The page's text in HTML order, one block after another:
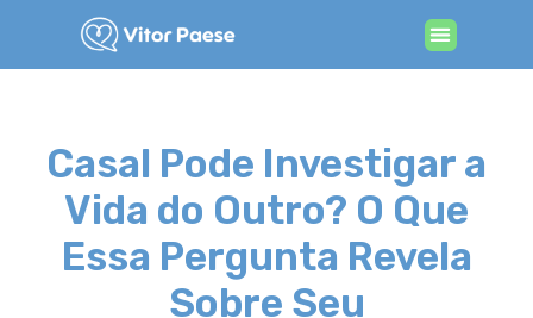
Casal Pode Investigar a
Vida do Outro? O Que
Essa Pergunta Revela
Sobre Seu